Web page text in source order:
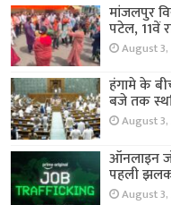
मांजलपुर
पटेल, 11वें
August 3,
हंगामे के
बजे तक
August 3,
ऑनलाइन
पहली
August 3,